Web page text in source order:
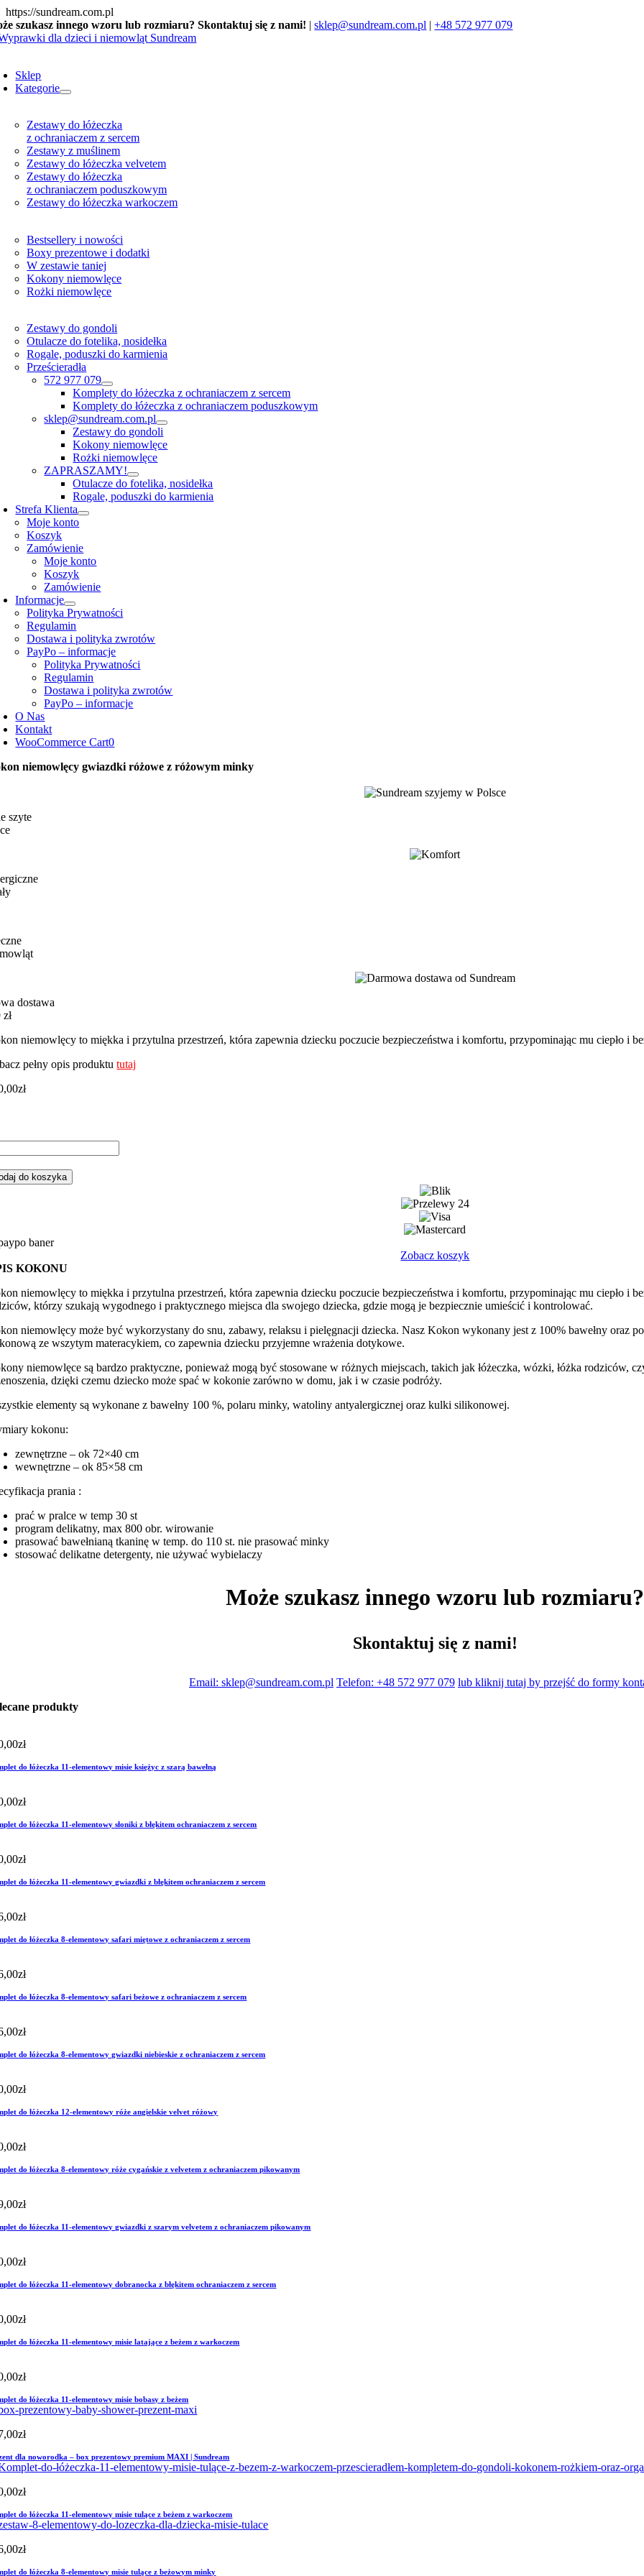
https://sundream.com.pl
to
content
szukasz innego wzoru lub rozmiaru? Skontaktuj się z nami! |sklep@sundream.com.pl |+48 572 977 079
Sklep
Kategorie
Zestawy do łóżeczka
z ochraniaczem z sercem
Zestawy z muślinem
Zestawy do łóżeczka velvetem
Zestawy do łóżeczka
z ochraniaczem poduszkowym
Zestawy do łóżeczka warkoczem
Bestsellery i nowości
Boxy prezentowe i dodatki
W zestawie taniej
Kokony niemowlęce
Rożki niemowlęce
Zestawy do gondoli
Otulacze do fotelika, nosidełka
Rogale, poduszki do karmienia
Prześcieradła
572 977 079
Komplety do łóżeczka z ochraniaczem z sercem
Komplety do łóżeczka z ochraniaczem poduszkowym
sklep@sundream.com.pl
Zestawy do gondoli
Kokony niemowlęce
Rożki niemowlęce
ZAPRASZAMY!
Otulacze do fotelika, nosidełka
Rogale, poduszki do karmienia
Strefa Klienta
Moje konto
Koszyk
Zamówienie
Moje konto
Koszyk
Zamówienie
Informacje
Polityka Prywatności
Regulamin
Dostawa i polityka zwrotów
PayPo – informacje
Polityka Prywatności
Regulamin
Dostawa i polityka zwrotów
PayPo – informacje
O Nas
Kontakt
WooCommerce Cart0
niemowlęcy gwiazdki różowe z różowym minky
szyte
dostawa
niemowlęcy to miękka i przytulna przestrzeń, która zapewnia dziecku poczucie bezpieczeństwa i komfortu, przypominając mu ciepło i
pełny opis produktututaj
zł
do koszyka
Zobacz koszyk
KOKONU
niemowlęcy to miękka i przytulna przestrzeń, która zapewnia dziecku poczucie bezpieczeństwa i komfortu, przypominając mu ciepło i
którzy szukają wygodnego i praktycznego miejsca dla swojego dziecka, gdzie mogą je bezpiecznie umieścić i kontrolować.
niemowlęcy może być wykorzystany do snu, zabawy, relaksu i pielęgnacji dziecka. Nasz Kokon wykonany jest z 100% bawełny oraz
ze wszytym materacykiem, co zapewnia dziecku przyjemne wrażenia dotykowe.
niemowlęce są bardzo praktyczne, ponieważ mogą być stosowane w różnych miejscach, takich jak łóżeczka, wózki, łóżka rodziców,
dzięki czemu dziecko może spać w kokonie zarówno w domu, jak i w czasie podróży.
elementy są wykonane z bawełny 100 %, polaru minky, watoliny antyalergicznej oraz kulki silikonowej.
kokonu:
zewnętrzne – ok 72×40 cm
wewnętrzne – ok 85×58 cm
prania :
prać w pralce w temp 30 st
program delikatny, max 800 obr. wirowanie
prasować bawełnianą tkaninę w temp. do 110 st. nie prasować minky
stosować delikatne detergenty, nie używać wybielaczy
Może szukasz innego wzoru lub rozmiaru?
Skontaktuj się z nami!
Email: sklep@sundream.com.pl Telefon: +48 572 977 079 lub kliknij tutaj by przejść do formy
produkty
zł
do łóżeczka 11-elementowy misie księżyc z szarą bawełną
zł
do łóżeczka 11-elementowy słoniki z błękitem ochraniaczem z sercem
zł
do łóżeczka 11-elementowy gwiazdki z błękitem ochraniaczem z sercem
zł
do łóżeczka 8-elementowy safari miętowe z ochraniaczem z sercem
zł
do łóżeczka 8-elementowy safari beżowe z ochraniaczem z sercem
zł
do łóżeczka 8-elementowy gwiazdki niebieskie z ochraniaczem z sercem
zł
do łóżeczka 12-elementowy róże angielskie velvet różowy
zł
do łóżeczka 8-elementowy róże cygańskie z velvetem z ochraniaczem pikowanym
zł
do łóżeczka 11-elementowy gwiazdki z szarym velvetem z ochraniaczem pikowanym
zł
do łóżeczka 11-elementowy dobranocka z błękitem ochraniaczem z sercem
zł
do łóżeczka 11-elementowy misie latające z beżem z warkoczem
zł
do łóżeczka 11-elementowy misie bobasy z beżem
zł
dla noworodka – box prezentowy premium MAXI | Sundream
zł
do łóżeczka 11-elementowy misie tulące z beżem z warkoczem
zł
do łóżeczka 8-elementowy misie tulące z beżowym minky